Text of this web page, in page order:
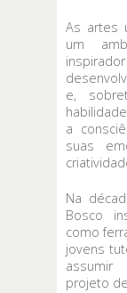
As artes
um
e,
a
suas
Na
Bosco
como
jovens
projeto